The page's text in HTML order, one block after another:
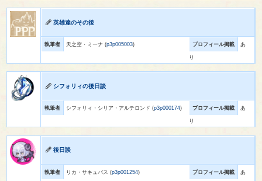
英雄達のその後
執筆者 天之空・ミーナ (p3p005003) プロフィール掲載 あ
り
シフォリィの後日談
執筆者 シフォリィ・シリア・アルテロンド (p3p000174) プロフィール掲載 あ
り
後日談
執筆者 リカ・サキュバス (p3p001254) プロフィール掲載 あ